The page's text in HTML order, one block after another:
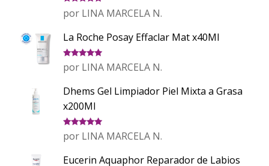
Valorado
con
de 5
por LINA MARCELA N.
La Roche Posay Effaclar Mat x40Ml
Valorado
con
de 5
por LINA MARCELA N.
Dhems Gel Limpiador Piel Mixta a Grasa
x200Ml
Valorado
con
de 5
por LINA MARCELA N.
Eucerin Aquaphor Reparador de Labios